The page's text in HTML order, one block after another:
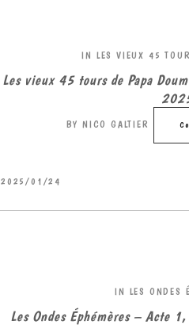
IN LES VIEUX 45
Les vieux 45 tours de Papa
BY NICO GALTIER
2025/01/24
IN LES ONDES
Les Ondes Éphémères – Acte